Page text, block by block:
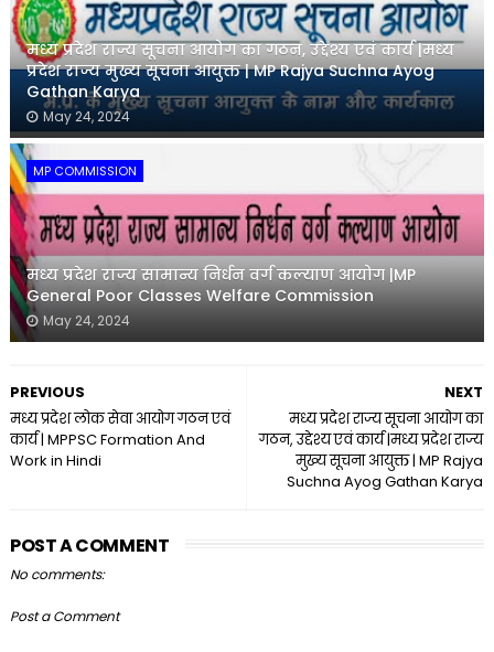
मध्य प्रदेश राज्य सूचना आयोग का गठन, उद्देश्य एवं कार्य |मध्य
प्रदेश राज्य मुख्य सूचना आयुक्त | MP Rajya Suchna Ayog
Gathan Karya
May 24, 2024
MP COMMISSION
मध्य प्रदेश राज्य सामान्य निर्धन वर्ग कल्याण आयोग |MP
General Poor Classes Welfare Commission
May 24, 2024
NEXT
मध्य प्रदेश राज्य सूचना आयोग का
गठन, उद्देश्य एवं कार्य |मध्य प्रदेश राज्य
मुख्य सूचना आयुक्त | MP Rajya
Suchna Ayog Gathan Karya
PREVIOUS
मध्य प्रदेश लोक सेवा आयोग गठन एवं
कार्य | MPPSC Formation And
Work in Hindi
POST A COMMENT
No comments:
Post a Comment